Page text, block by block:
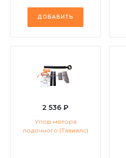
ДОБАВИТЬ
2 536 ₽
Упор мотора
лодочного (Тавиалс)